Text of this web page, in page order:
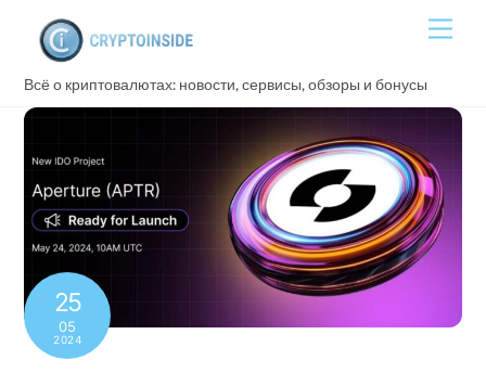
content
Всё о криптовалютах: новости, сервисы, обзоры и бонусы
25
05
2024